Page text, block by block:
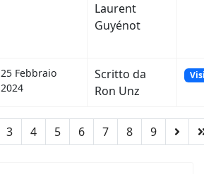
Laurent
Guyénot
25 Febbraio
2024
Scritto da
Ron Unz
3 4 5 6 7 8 9